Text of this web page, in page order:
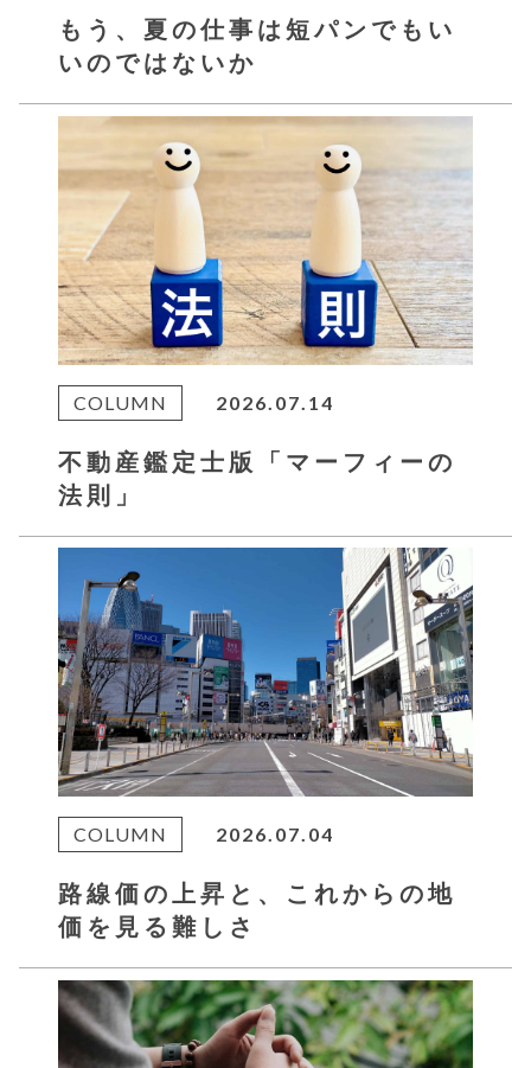
もう、夏の仕事は短パンでもい
いのではないか
COLUMN 2026.07.14
不動産鑑定士版「マーフィーの
法則」
COLUMN 2026.07.04
路線価の上昇と、これからの地
価を見る難しさ